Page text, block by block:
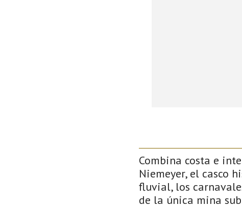
Combina costa e
Niemeyer, el casco
fluvial, los
de la única mina